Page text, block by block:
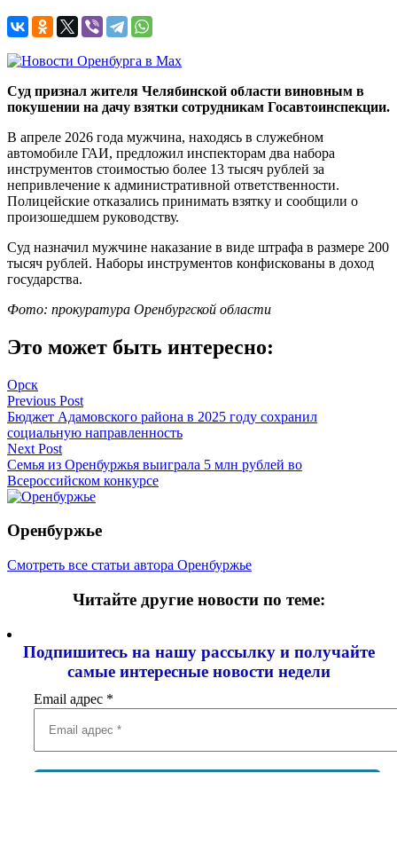
Суд признал жителя Челябинской области виновным в
покушении на дачу взятки сотрудникам Госавтоинспекции.
В апреле 2026 года мужчина, находясь в служебном
автомобиле ГАИ, предложил инспекторам два набора
инструментов стоимостью более 13 тысяч рублей за
непривлечение к административной ответственности.
Полицейские отказались принимать взятку и сообщили о
произошедшем руководству.
Суд назначил мужчине наказание в виде штрафа в размере 200
тысяч рублей. Наборы инструментов конфискованы в доход
государства.
Фото: прокуратура Оренбургской области
Это может быть интересно:
Орск
Навигация
по
записям
Previous Post
Бюджет Адамовского района в 2025 году сохранил
социальную направленность
Next Post
Семья из Оренбуржья выиграла 5 млн рублей во
Всероссийском конкурсе
Оренбуржье
Смотреть все статьи автора Оренбуржье
Читайте другие новости по теме:
Подпишитесь на нашу рассылку и получайте
самые интересные новости недели
Email адрес *